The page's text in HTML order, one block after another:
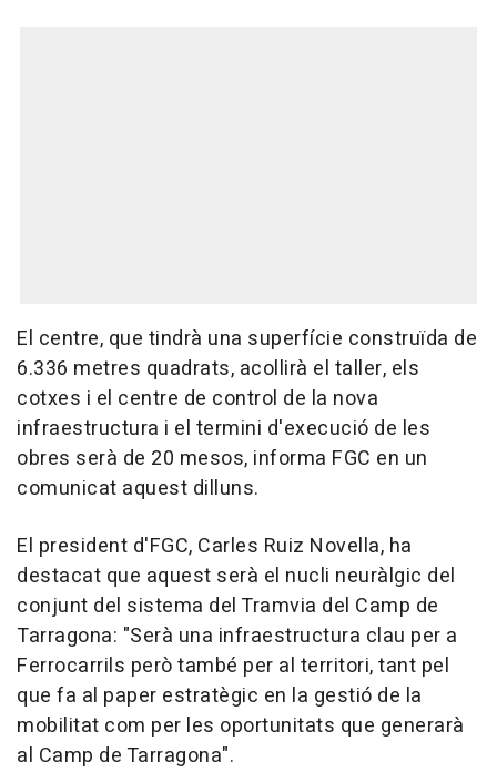
El centre, que tindrà una superfície construïda de
6.336 metres quadrats, acollirà el taller, els
cotxes i el centre de control de la nova
infraestructura i el termini d'execució de les
obres serà de 20 mesos, informa FGC en un
comunicat aquest dilluns.
El president d'FGC, Carles Ruiz Novella, ha
destacat que aquest serà el nucli neuràlgic del
conjunt del sistema del Tramvia del Camp de
Tarragona: "Serà una infraestructura clau per a
Ferrocarrils però també per al territori, tant pel
que fa al paper estratègic en la gestió de la
mobilitat com per les oportunitats que generarà
al Camp de Tarragona".